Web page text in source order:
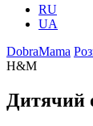
RU
UA
DobraMama
H&M
Дитячий